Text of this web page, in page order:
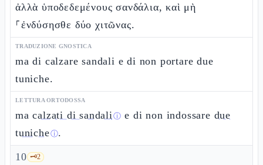
ἀλλὰ ὑποδεδεμένους σανδάλια, καὶ μὴ
⸀ἐνδύσησθε δύο χιτῶνας.
TRADUZIONE GNOSTICA
ma di calzare sandali e di non portare due
tuniche.
LETTURA ORTODOSSA
macalzati di sandaliⓘ e di non indossare due
tunicheⓘ.
10 🗝️2